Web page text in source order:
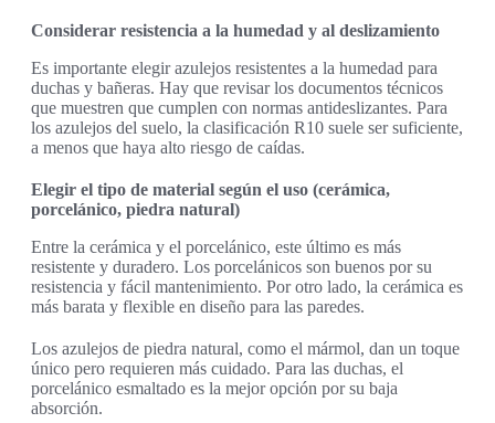
Considerar resistencia a la humedad y al deslizamiento
Es importante elegir azulejos resistentes a la humedad para
duchas y bañeras. Hay que revisar los documentos técnicos
que muestren que cumplen con normas antideslizantes. Para
los azulejos del suelo, la clasificación R10 suele ser suficiente,
a menos que haya alto riesgo de caídas.
Elegir el tipo de material según el uso (cerámica,
porcelánico, piedra natural)
Entre la cerámica y el porcelánico, este último es más
resistente y duradero. Los porcelánicos son buenos por su
resistencia y fácil mantenimiento. Por otro lado, la cerámica es
más barata y flexible en diseño para las paredes.
Los azulejos de piedra natural, como el mármol, dan un toque
único pero requieren más cuidado. Para las duchas, el
porcelánico esmaltado es la mejor opción por su baja
absorción.